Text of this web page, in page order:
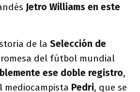
Jetro Williams en este
de la Selección de
del fútbol mundial
ese doble registro,
mediocampista Pedri, que se